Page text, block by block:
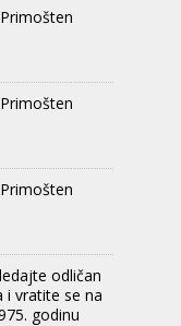
odličan
i vratite se na
godinu